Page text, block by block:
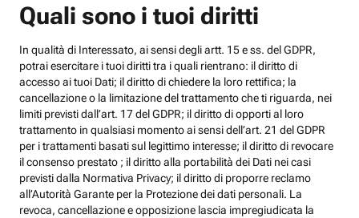
Quali sono i tuoi diritti
In qualità di Interessato, ai sensi degli artt. 15 e ss. del GDPR,
potrai esercitare i tuoi diritti tra i quali rientrano: il diritto di
accesso ai tuoi Dati; il diritto di chiedere la loro rettifica; la
cancellazione o la limitazione del trattamento che ti riguarda, nei
limiti previsti dall’art. 17 del GDPR; il diritto di opporti al loro
trattamento in qualsiasi momento ai sensi dell’art. 21 del GDPR
per i trattamenti basati sul legittimo interesse; il diritto di revocare
il consenso prestato ; il diritto alla portabilità dei Dati nei casi
previsti dalla Normativa Privacy; il diritto di proporre reclamo
all’Autorità Garante per la Protezione dei dati personali. La
revoca, cancellazione e opposizione lascia impregiudicata la